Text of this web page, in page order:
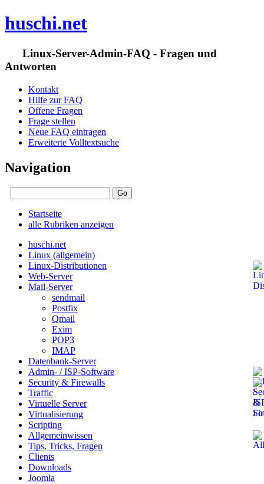
huschi.net
Linux-Server-Admin-FAQ - Fragen und
Antworten
Kontakt
Hilfe zur FAQ
Offene Fragen
Frage stellen
Neue FAQ eintragen
Erweiterte Volltextsuche
Navigation
Startseite
alle Rubriken anzeigen
huschi.net
Linux (allgemein)
Linux-Distributionen
Web-Server
Mail-Server
sendmail
Postfix
Qmail
Exim
POP3
IMAP
Datenbank-Server
Admin- / ISP-Software
Security & Firewalls
Traffic
Virtuelle Server
Virtualisierung
Scripting
Allgemeinwissen
Tips, Tricks, Fragen
Clients
Downloads
Joomla